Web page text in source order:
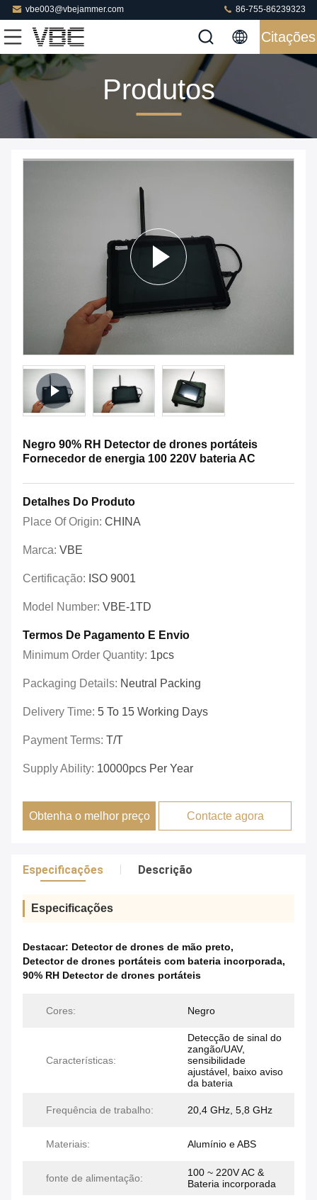
vbe003@vbejammer.com 86-755-86239323
Citações
Produtos
Negro 90% RH Detector de drones portáteis
Fornecedor de energia 100 220V bateria AC
Detalhes Do Produto
Place Of Origin: CHINA
Marca: VBE
Certificação: ISO 9001
Model Number: VBE-1TD
Termos De Pagamento E Envio
Minimum Order Quantity: 1pcs
Packaging Details: Neutral Packing
Delivery Time: 5 To 15 Working Days
Payment Terms: T/T
Supply Ability: 10000pcs Per Year
Obtenha o melhor preço Contacte agora
Especificações Descrição
Especificações
Destacar: Detector de drones de mão preto,
Detector de drones portáteis com bateria incorporada,
90% RH Detector de drones portáteis
Cores: Negro
Características:
Detecção de sinal do
zangão/UAV,
sensibilidade
ajustável, baixo aviso
da bateria
Frequência de trabalho: 20,4 GHz, 5,8 GHz
Materiais: Alumínio e ABS
fonte de alimentação:
100 ~ 220V AC &
Bateria incorporada